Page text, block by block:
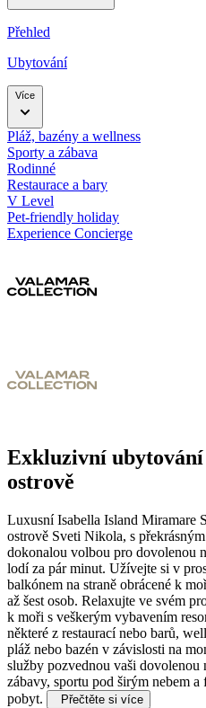
Přehled
Ubytování
Více
Pláž, bazény a wellness
Sporty a zábava
Rodinné
Restaurace a bary
V Level
Pet-friendly holiday
Experience Concierge
Exkluzivní ubytování
ostrově
Luxusní Isabella Island Miramare
ostrově Sveti Nikola, s
dokonalou volbou pro dovolenou
lodí za pár minut. Užívejte si v
balkónem na straně obrácené k
až šest osob. Relaxujte ve svém
k moři s veškerým vybavením
některé z restaurací nebo barů,
pláž nebo bazén v závislosti na
služby pozvednou vaši dovolenou
zábavy, sportu pod širým nebem
pobyt.
Přečtěte si více